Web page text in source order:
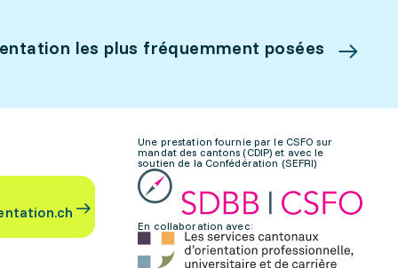
les plus fréquemment posées
Une prestation fournie par le CSFO sur
mandat des cantons (CDIP) et avec le
soutien de la Confédération (SEFRI)
En collaboration avec: